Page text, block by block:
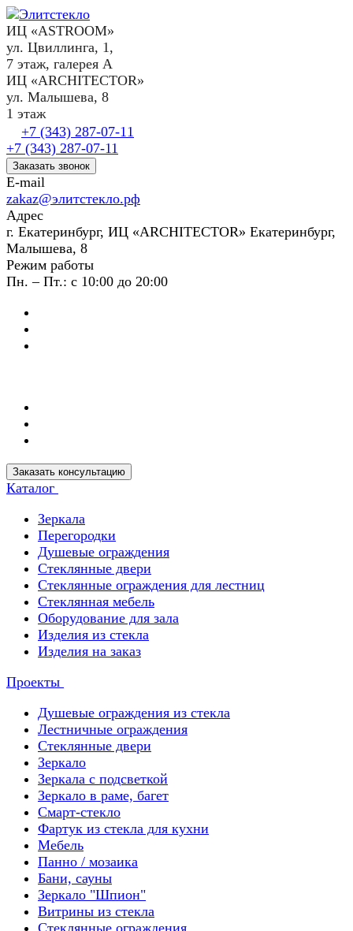
ИЦ «ASTROOM»
ул. Цвиллинга, 1,
7 этаж, галерея А
ИЦ «ARCHITECTOR»
ул. Малышева, 8
1 этаж
+7 (343) 287-07-11
+7 (343) 287-07-11
Заказать звонок
E-mail
zakaz@элитстекло.рф
Адрес
г. Екатеринбург, ИЦ «ARCHITECTOR» Екатеринбург,
Малышева, 8
Режим работы
Пн. – Пт.: с 10:00 до 20:00
Заказать консультацию
Каталог
Зеркала
Перегородки
Душевые ограждения
Стеклянные двери
Стеклянные ограждения для лестниц
Стеклянная мебель
Оборудование для зала
Изделия из стекла
Изделия на заказ
Проекты
Душевые ограждения из стекла
Лестничные ограждения
Стеклянные двери
Зеркало
Зеркала с подсветкой
Зеркало в раме, багет
Смарт-стекло
Фартук из стекла для кухни
Мебель
Панно / мозаика
Бани, сауны
Зеркало "Шпион"
Витрины из стекла
Стеклянные ограждения